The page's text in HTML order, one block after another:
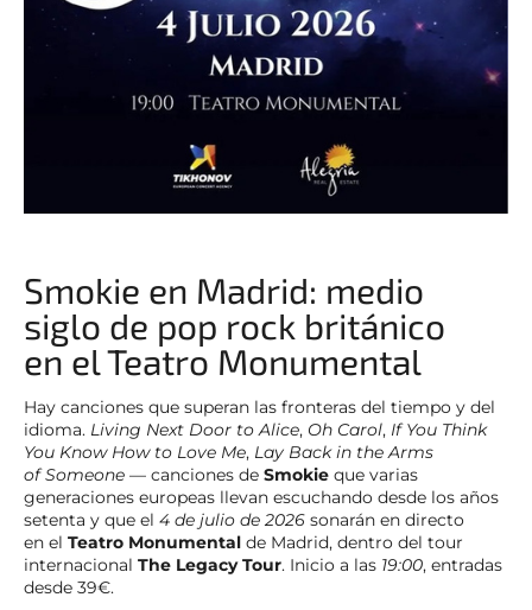
Smokie en Madrid: medio
siglo de pop rock británico
en el Teatro Monumental
Hay canciones que superan las fronteras del tiempo y del
idioma. Living Next Door to Alice, Oh Carol, If You Think
You Know How to Love Me, Lay Back in the Arms
of Someone — canciones de Smokie que varias
generaciones europeas llevan escuchando desde los años
setenta y que el 4 de julio de 2026 sonarán en directo
en el Teatro Monumental de Madrid, dentro del tour
internacional The Legacy Tour. Inicio a las 19:00, entradas
desde 39€.